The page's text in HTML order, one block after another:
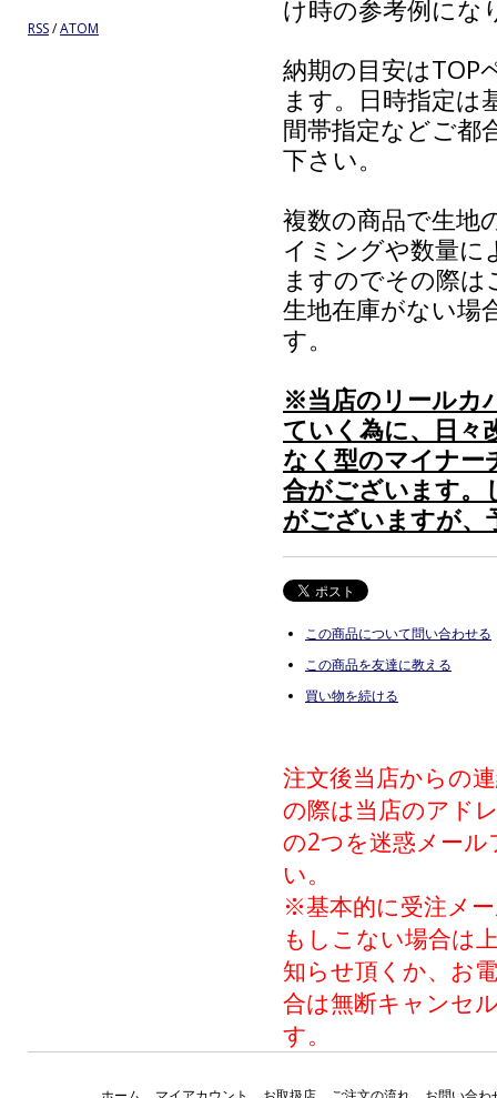
け時の参考例にな
納期の目安はTOP
ます。日時指定は
間帯指定などご都
下さい。
複数の商品で生地
イミングや数量に
ますのでその際は
生地在庫がない場
す。
※当店のリールカ
ていく為に、日々
なく型のマイナー
合がございます。
がございますが、
この商品について問い合わせる
この商品を友達に教える
買い物を続ける
注文後当店からの
の際は当店のアド
の2つを迷惑メー
い。
※基本的に受注メ
もしこない場合は
知らせ頂くか、お
合は無断キャンセ
す。
RSS/ATOM